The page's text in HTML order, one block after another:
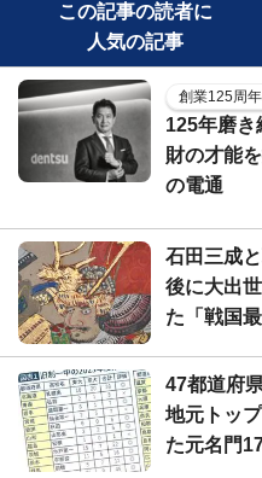
この記事の読者に
人気の記事
創業125周
125年磨き
財の才能
の電通
石田三成
後に大出
た「戦国
47都道府
地元トッ
た元名門